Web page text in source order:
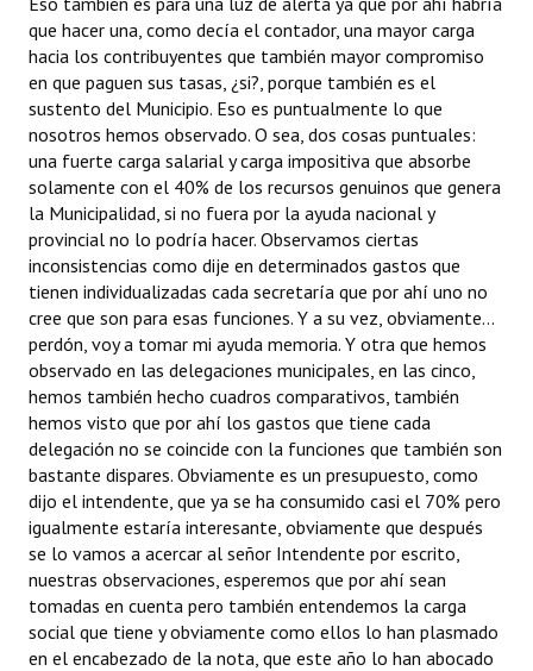
que hacer una, como decía el contador, una mayor carga
hacia los contribuyentes que también mayor compromiso
en que paguen sus tasas, ¿si?, porque también es el
sustento del Municipio. Eso es puntualmente lo que
nosotros hemos observado. O sea, dos cosas puntuales:
una fuerte carga salarial y carga impositiva que absorbe
solamente con el 40% de los recursos genuinos que genera
la Municipalidad, si no fuera por la ayuda nacional y
provincial no lo podría hacer. Observamos ciertas
inconsistencias como dije en determinados gastos que
tienen individualizadas cada secretaría que por ahí uno no
cree que son para esas funciones. Y a su vez, obviamente...
perdón, voy a tomar mi ayuda memoria. Y otra que hemos
observado en las delegaciones municipales, en las cinco,
hemos también hecho cuadros comparativos, también
hemos visto que por ahí los gastos que tiene cada
delegación no se coincide con la funciones que también son
bastante dispares. Obviamente es un presupuesto, como
dijo el intendente, que ya se ha consumido casi el 70% pero
igualmente estaría interesante, obviamente que después
se lo vamos a acercar al señor Intendente por escrito,
nuestras observaciones, esperemos que por ahí sean
tomadas en cuenta pero también entendemos la carga
social que tiene y obviamente como ellos lo han plasmado
en el encabezado de la nota, que este año lo han abocado